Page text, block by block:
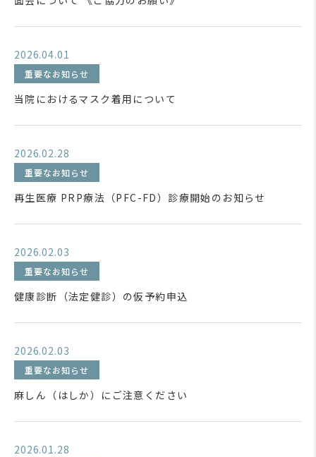
2026.04.01
重要なお知らせ
当院におけるマスク着用について
2026.02.28
重要なお知らせ
再生医療 PRP療法（PFC-FD）診療開始のお知らせ
2026.02.03
重要なお知らせ
健康診断（法定健診）の仮予約申込
2026.02.03
重要なお知らせ
麻しん（はしか）にご注意ください
2026.01.28